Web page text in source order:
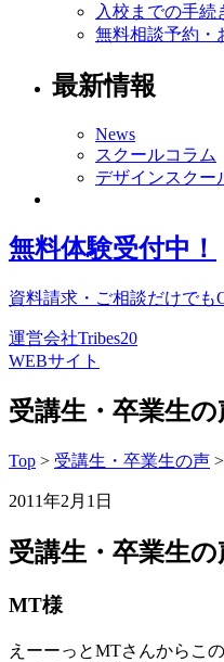
入校までの手続
無料相談予約・
最新情報
News
スクールコラム
デザインスクー
無料体験受付中！
資料請求・ご相談だけでも
運営会社Tribes20
WEBサイト
受講生・卒業生
Top > 受講生・卒業生の声
2011年2月1日
受講生・卒業生
MT様
えーーっとMTさんからこ